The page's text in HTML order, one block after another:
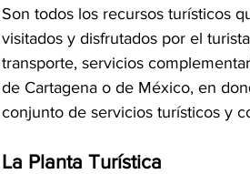
Son todos los recursos turísticos
visitados y disfrutados por el
transporte, servicios
de Cartagena o de México, en
conjunto de servicios turísticos y
La Planta Turística